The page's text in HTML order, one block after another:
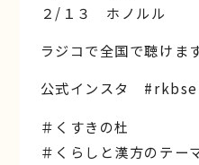
２/１３ ホノルル
ラジコで全国で聴けま
公式インスタ
＃くすきの杜
＃くらしと漢方のテー